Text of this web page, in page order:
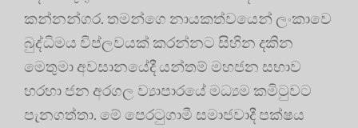
කන්නන්ගර. තමන්ගෙ නායකත්වයෙන් ලංකාවෙ
බුද්ධිමය විප්ලවයක් කරන්නට සිහින දකින
මෙතුමා අවසානයේදී යන්තම් මහජන සභාව
හරහා ජන අරගල ව්‍යාපාරයේ මධ්‍යම කමිටුවට
පැනගත්තා. මේ පෙරටුගාමී සමාජවාදී පක්ෂය